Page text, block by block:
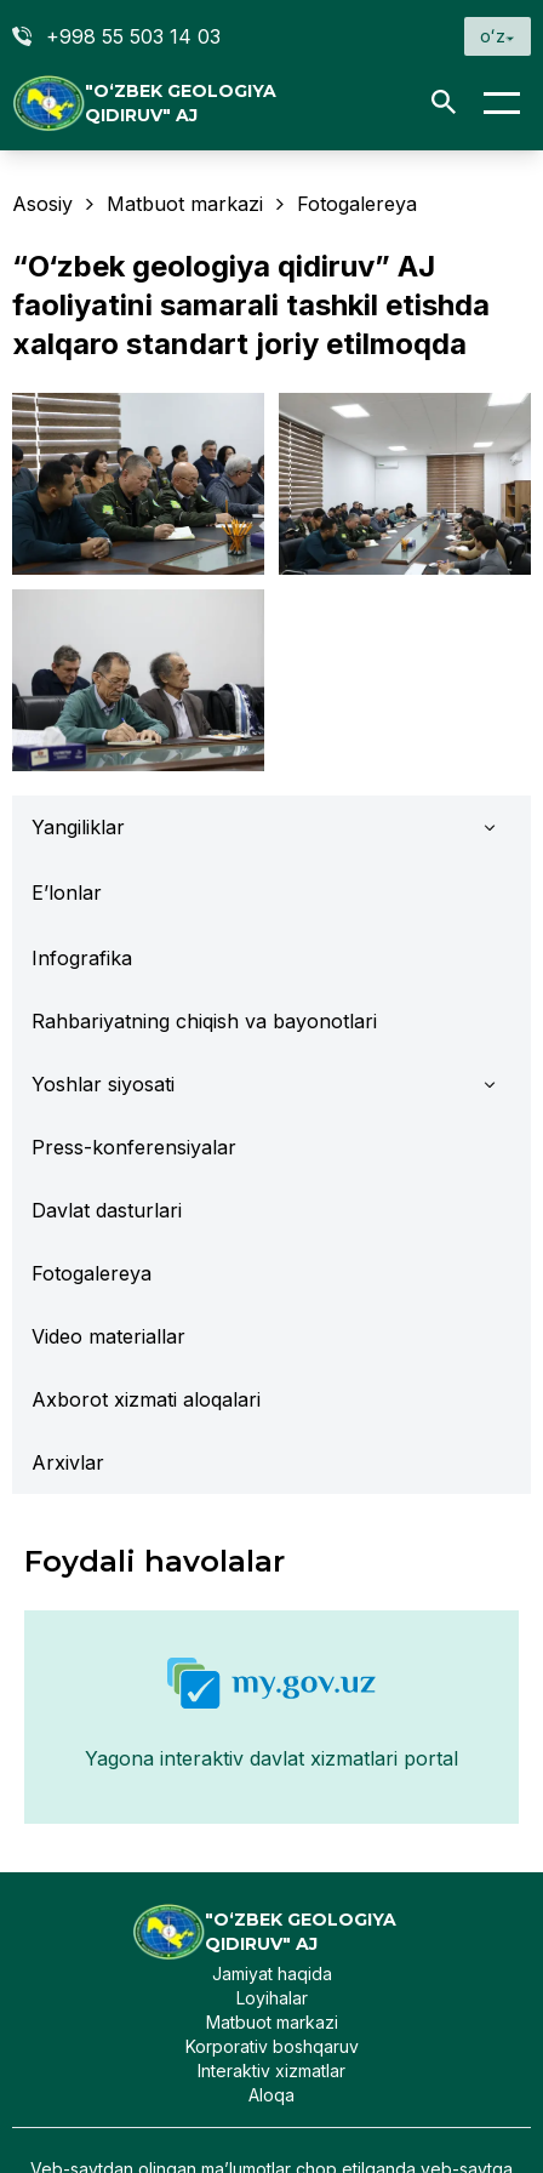
+998 55 503 14 03 oʻz
"O‘ZBEK GEOLOGIYA
QIDIRUV" AJ
Asosiy Matbuot markazi Fotogalereya
“O‘zbek geologiya qidiruv” AJ
faoliyatini samarali tashkil etishda
xalqaro standart joriy etilmoqda
Yangiliklar
E’lonlar
Infografika
Rahbariyatning chiqish va bayonotlari
Yoshlar siyosati
Press-konferensiyalar
Davlat dasturlari
Fotogalereya
Video materiallar
Axborot xizmati aloqalari
Arxivlar
Foydali havolalar
Yagona interaktiv davlat xizmatlari portal
"O‘ZBEK GEOLOGIYA
QIDIRUV" AJ
Jamiyat haqida
Loyihalar
Matbuot markazi
Korporativ boshqaruv
Interaktiv xizmatlar
Aloqa
Veb-saytdan olingan maʼlumotlar chop etilganda veb-saytga